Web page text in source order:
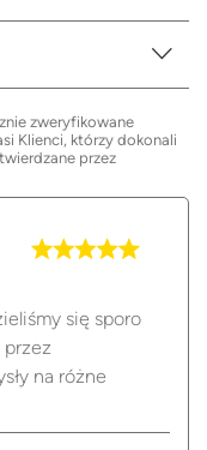
zweryfikowane
Klienci, którzy dokonali
przez
się sporo
na różne